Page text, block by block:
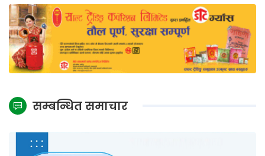
सम्बन्धित समाचार